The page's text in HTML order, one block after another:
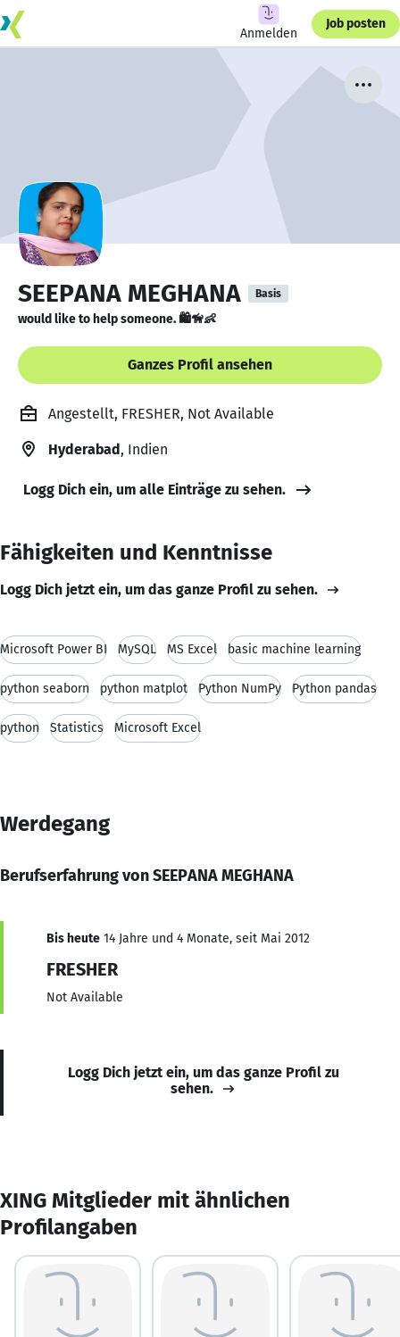
Anmelden
Job posten
SEEPANA MEGHANA Basis
would like to help someone. 🛍🦮👶
Ganzes Profil ansehen
Angestellt, FRESHER, Not Available
Hyderabad, Indien
Logg Dich ein, um alle Einträge zu sehen.
Fähigkeiten und Kenntnisse
Logg Dich jetzt ein, um das ganze Profil zu sehen.
Microsoft Power BI MySQL MS Excel basic machine learning
python seaborn python matplot Python NumPy Python pandas
python Statistics Microsoft Excel
Werdegang
Berufserfahrung von SEEPANA MEGHANA
Bis heute 14 Jahre und 4 Monate, seit Mai 2012
FRESHER
Not Available
Logg Dich jetzt ein, um das ganze Profil zu
sehen.
XING Mitglieder mit ähnlichen
Profilangaben